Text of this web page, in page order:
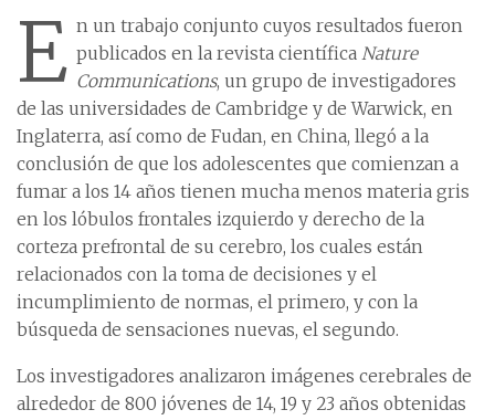
E n un trabajo conjunto cuyos resultados fueron
publicados en la revista científica Nature
Communications, un grupo de investigadores
de las universidades de Cambridge y de Warwick, en
Inglaterra, así como de Fudan, en China, llegó a la
conclusión de que los adolescentes que comienzan a
fumar a los 14 años tienen mucha menos materia gris
en los lóbulos frontales izquierdo y derecho de la
corteza prefrontal de su cerebro, los cuales están
relacionados con la toma de decisiones y el
incumplimiento de normas, el primero, y con la
búsqueda de sensaciones nuevas, el segundo.
Los investigadores analizaron imágenes cerebrales de
alrededor de 800 jóvenes de 14, 19 y 23 años obtenidas